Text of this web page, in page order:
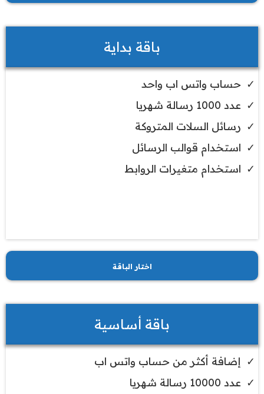
باقة بداية
حساب واتس اب واحد
عدد 1000 رسالة شهريا
رسائل السلات المتروكة
استخدام قوالب الرسائل
استخدام متغيرات الروابط
اختار الباقة
باقة أساسية
إضافة أكثر من حساب واتس اب
عدد 10000 رسالة شهريا